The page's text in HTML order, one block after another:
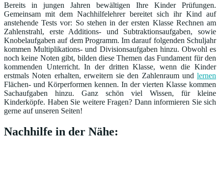
Bereits in jungen Jahren bewältigen Ihre Kinder Prüfungen.
Gemeinsam mit dem Nachhilfelehrer bereitet sich ihr Kind auf
anstehende Tests vor: So stehen in der ersten Klasse Rechnen am
Zahlenstrahl, erste Additions- und Subtraktionsaufgaben, sowie
Knobelaufgaben auf dem Programm. Im darauf folgenden Schuljahr
kommen Multiplikations- und Divisionsaufgaben hinzu. Obwohl es
noch keine Noten gibt, bilden diese Themen das Fundament für den
kommenden Unterricht. In der dritten Klasse, wenn die Kinder
erstmals Noten erhalten, erweitern sie den Zahlenraum und lernen
Flächen- und Körperformen kennen. In der vierten Klasse kommen
Sachaufgaben hinzu. Ganz schön viel Wissen, für kleine
Kinderköpfe. Haben Sie weitere Fragen? Dann informieren Sie sich
gerne auf unseren Seiten!
Nachhilfe in der Nähe: